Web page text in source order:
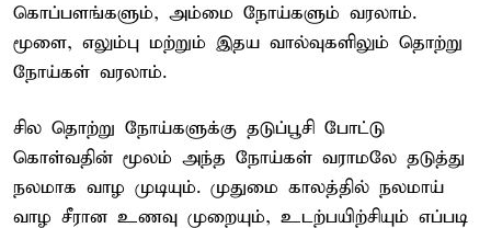
கொப்பளங்களும், அம்மை நோய்களும் வரலாம்.
மூளை, எலும்பு மற்றும் இதய வால்வுகளிலும் தொற்று
நோய்கள் வரலாம்.
சில தொற்று நோய்களுக்கு தடுப்பூசி போட்டு
கொள்வதின் மூலம் அந்த நோய்கள் வராமலே தடுத்து
நலமாக வாழ முடியும். முதுமை காலத்தில் நலமாய்
வாழ சீரான உணவு முறையும், உடற்பயிற்சியும் எப்படி